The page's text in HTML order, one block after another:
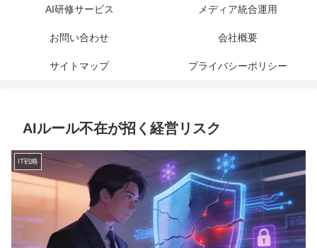
AI研修サービス メディア統合運用
お問い合わせ 会社概要
サイトマップ プライバシーポリシー
AIルール不在が招く経営リスク
IT戦略